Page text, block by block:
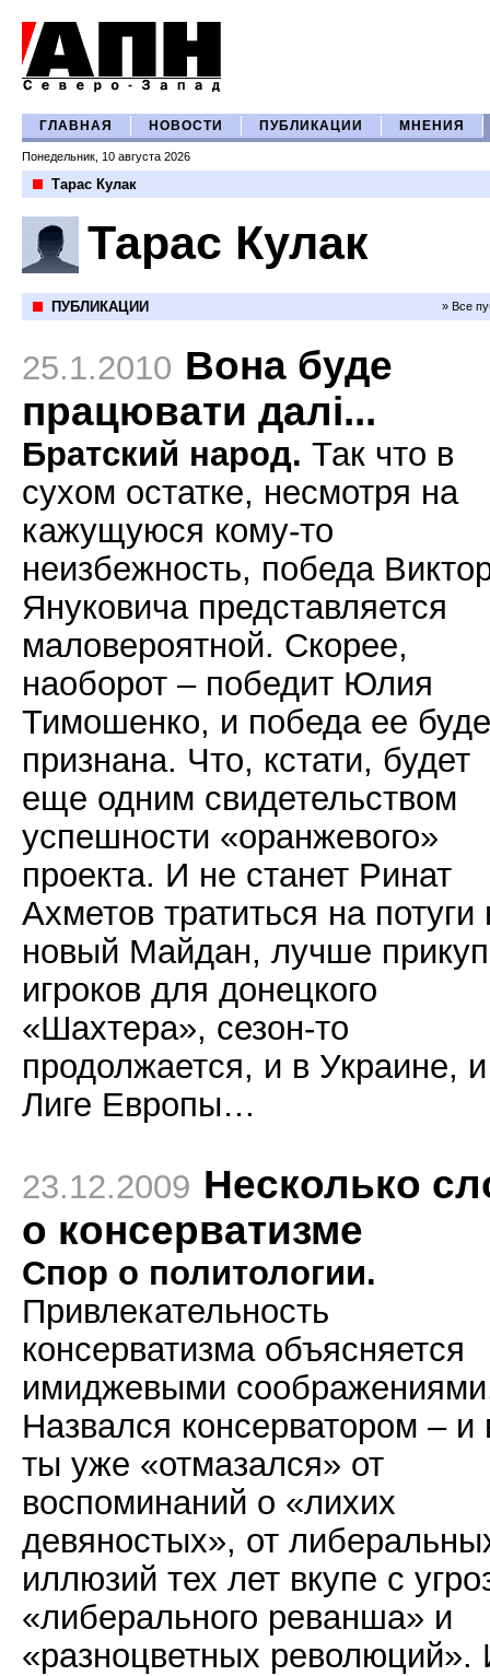
ГЛАВНАЯ НОВОСТИ ПУБЛИКАЦИИ МНЕНИЯ
Понедельник, 10 августа 2026
Тарас Кулак
Тарас Кулак
ПУБЛИКАЦИИ » Все
25.1.2010 Вона буде
працювати далi...
Братский народ. Так что в
сухом остатке, несмотря на
кажущуюся кому-то
неизбежность, победа
Януковича представляется
маловероятной. Скорее,
наоборот – победит Юлия
Тимошенко, и победа ее
признана. Что, кстати, будет
еще одним свидетельством
успешности «оранжевого»
проекта. И не станет Ринат
Ахметов тратиться на потуги
новый Майдан, лучше
игроков для донецкого
«Шахтера», сезон-то
продолжается, и в Украине,
Лиге Европы…
23.12.2009 Несколько
о консерватизме
Спор о политологии.
Привлекательность
консерватизма объясняется
имиджевыми
Назвался консерватором – и
ты уже «отмазался» от
воспоминаний о «лихих
девяностых», от
иллюзий тех лет вкупе с
«либерального реванша» и
«разноцветных революций».